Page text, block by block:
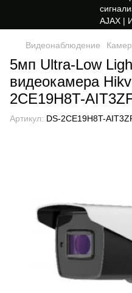
Видеонаблюдение
5мп Ultra-Low
видеокамера
2CE19H8T-
Артикул: DS-2CE19H8T-